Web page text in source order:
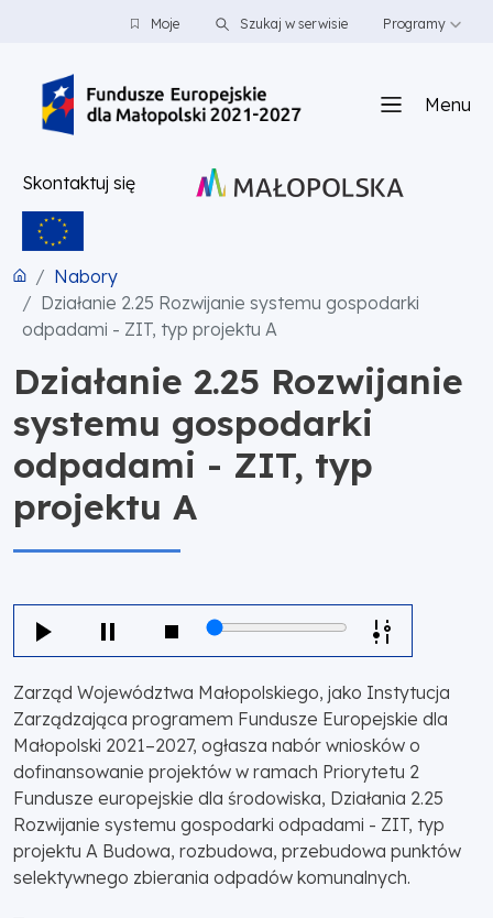
PRZEJDŹ DO TREŚCI
PRZEJDŹ DO MENUMoje Szukaj w serwisie Programy
Menu
Skontaktuj się
Nabory
Działanie 2.25 Rozwijanie systemu gospodarki
odpadami - ZIT, typ projektu A
Działanie 2.25 Rozwijanie
systemu gospodarki
odpadami - ZIT, typ
projektu A
Zarząd Województwa Małopolskiego, jako Instytucja
Zarządzająca programem Fundusze Europejskie dla
Małopolski 2021–2027, ogłasza nabór wniosków o
dofinansowanie projektów w ramach Priorytetu 2
Fundusze europejskie dla środowiska, Działania 2.25
Rozwijanie systemu gospodarki odpadami - ZIT, typ
projektu A Budowa, rozbudowa, przebudowa punktów
selektywnego zbierania odpadów komunalnych.